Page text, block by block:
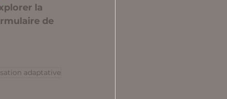
la
de
adaptative